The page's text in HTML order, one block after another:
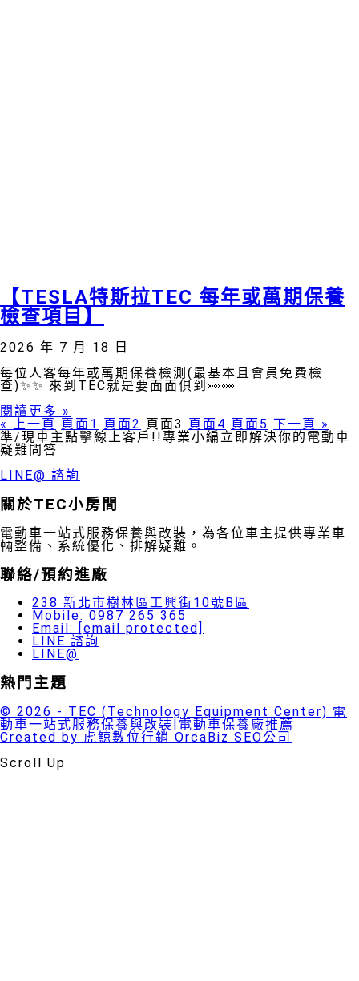
【TESLA特斯拉TEC 每年或萬期保養
檢查項目】
2026 年 7 月 18 日
每位人客每年或萬期保養檢測(最基本且會員免費檢
查)✨✨ 來到TEC就是要面面俱到👀👀
閱讀更多 »
« 上一頁
頁面 1 頁面2 頁面3 頁面 4 頁面 5 下一頁 »
準/現車主點擊線上客戶!!專業小編立即解決你的電動車
疑難問答
LINE@ 諮詢
關於TEC小房間
電動車一站式服務保養與改裝，為各位車主提供專業車
輛整備、系統優化、排解疑難。
聯絡/預約進廠
238 新北市樹林區工興街10號B區
Mobile: 0987 265 365
Email:
[email protected]
LINE 諮詢
LINE@
熱門主題
© 2026 - TEC (Technology Equipment Center) 電
動車一站式服務保養與改裝|電動車保養廠推薦
Created by 虎鯨數位行銷 OrcaBiz SEO公司
Scroll Up